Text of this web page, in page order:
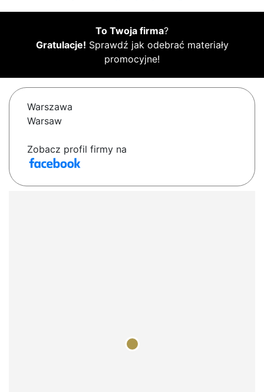
To Twoja firma?
Gratulacje! Sprawdź jak odebrać materiały
promocyjne!
Warszawa
Warsaw
Zobacz profil firmy na